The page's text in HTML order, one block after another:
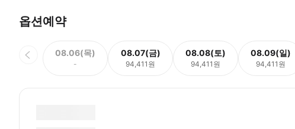
옵션예약
08.06(목)
-
08.07(금)
94,411원
08.08(토)
94,411원
08.09(일)
94,411원